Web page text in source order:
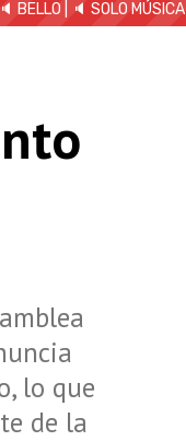
🔈 BELLO 🔈 SOLO MÚSICA
lo que
de la